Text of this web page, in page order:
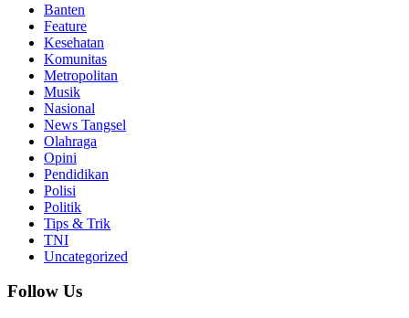
Banten
Feature
Kesehatan
Komunitas
Metropolitan
Musik
Nasional
News Tangsel
Olahraga
Opini
Pendidikan
Polisi
Politik
Tips & Trik
TNI
Uncategorized
Follow Us